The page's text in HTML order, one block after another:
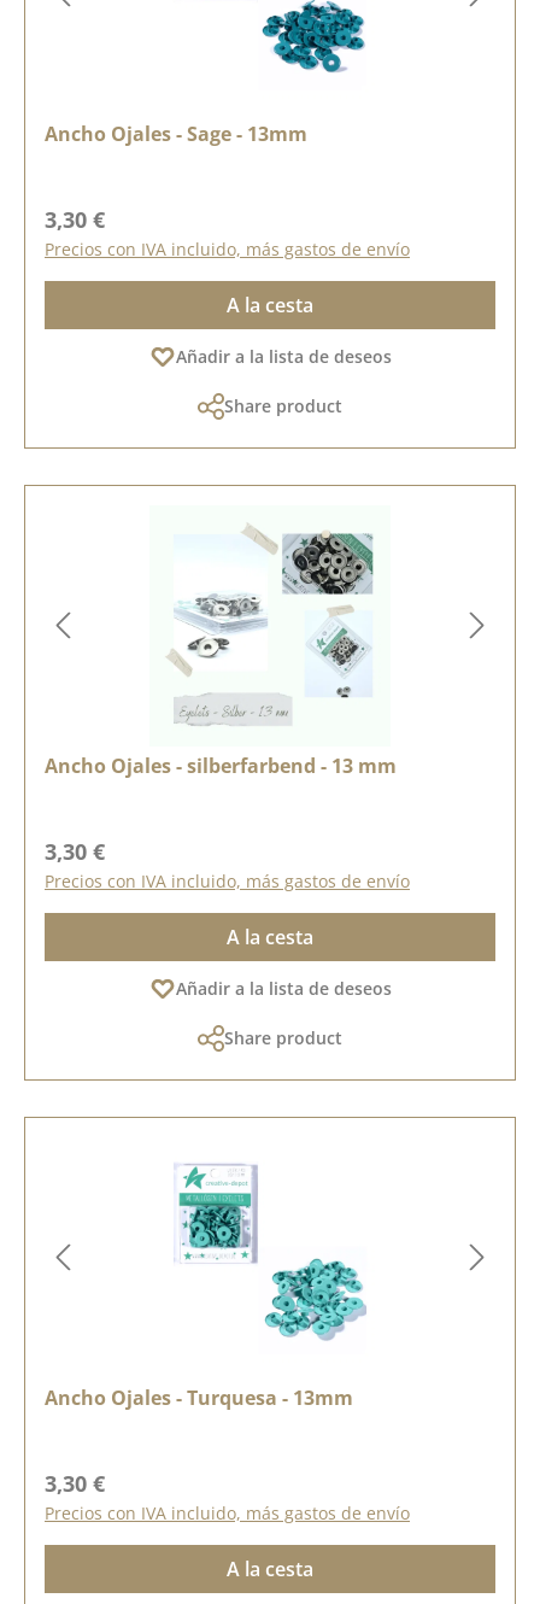
Ancho Ojales - Sage - 13mm
Precio normal:
3,30 €
Precios con IVA incluido, más gastos de envío
A la cesta
Añadir a la lista de deseos
Share product
Ancho Ojales - silberfarbend - 13 mm
Precio normal:
3,30 €
Precios con IVA incluido, más gastos de envío
A la cesta
Añadir a la lista de deseos
Share product
Ancho Ojales - Turquesa - 13mm
Precio normal:
3,30 €
Precios con IVA incluido, más gastos de envío
A la cesta